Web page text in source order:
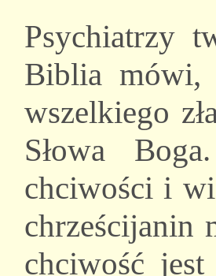
Psychiatrzy
Biblia mówi,
wszelkiego
Słowa
chciwości i
chrześcijanin
chciwość